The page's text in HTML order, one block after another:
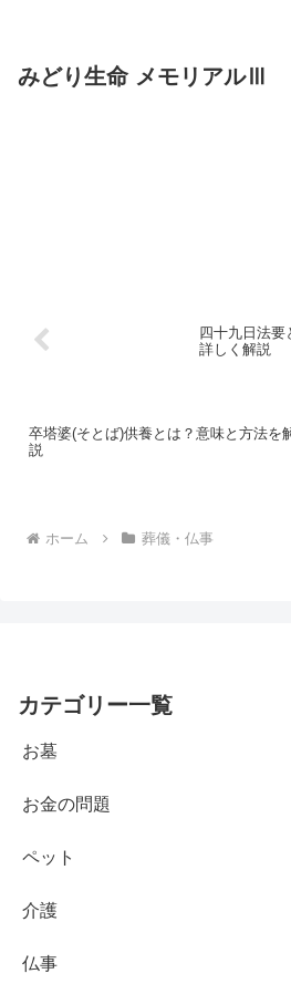
みどり生命 メモリアルⅢ
四十九日法要
詳しく解説
卒塔婆(そとば)供養とは？意味と方法を
説
ホーム 葬儀・仏事
カテゴリー一覧
お墓
お金の問題
ペット
介護
仏事